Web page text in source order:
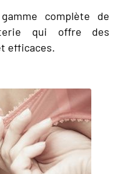
complète de
qui offre des
efficaces.